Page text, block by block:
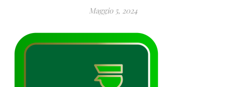
Maggio 5, 2024